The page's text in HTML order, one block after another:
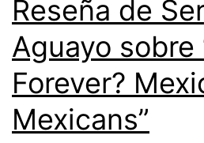
Reseña de
Aguayo sobre
Forever?
Mexicans”